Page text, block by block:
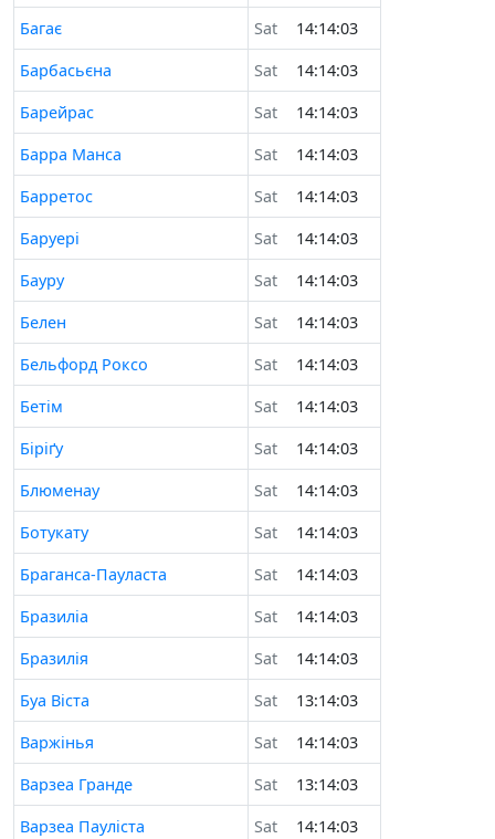
Багає
Sat
14:14:03
Барбасьєна
Sat
14:14:03
Барейрас
Sat
14:14:03
Барра Манса
Sat
14:14:03
Барретос
Sat
14:14:03
Баруері
Sat
14:14:03
Бауру
Sat
14:14:03
Белен
Sat
14:14:03
Бельфорд Роксо
Sat
14:14:03
Бетім
Sat
14:14:03
Біріґу
Sat
14:14:03
Блюменау
Sat
14:14:03
Ботукату
Sat
14:14:03
Браганса-Пауласта
Sat
14:14:03
Бразиліа
Sat
14:14:03
Бразилія
Sat
14:14:03
Буа Віста
Sat
13:14:03
Варжінья
Sat
14:14:03
Варзеа Гранде
Sat
13:14:03
Варзеа Пауліста
Sat
14:14:03